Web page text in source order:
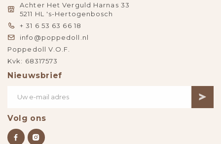
Achter Het Verguld Harnas 33
5211 HL 's-Hertogenbosch
+ 31 6 53 63 66 18
info@poppedoll.nl
Poppedoll V.O.F.
Kvk: 68317573
Nieuwsbrief
Volg ons